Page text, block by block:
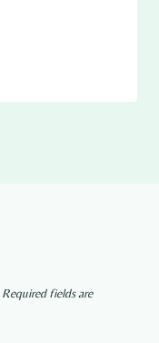
Required fields are